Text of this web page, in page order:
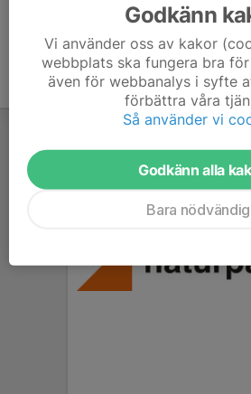
Godkänn
Vi använder oss av kakor
webbplats ska fungera bra
även för webbanalys i syfte
förbättra våra
Så använder vi
Godkänn alla
Bara